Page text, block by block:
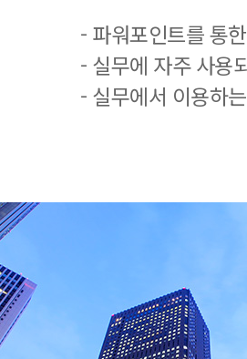
- 파워포인트를 통
- 실무에 자주 사용
- 실무에서 이용하